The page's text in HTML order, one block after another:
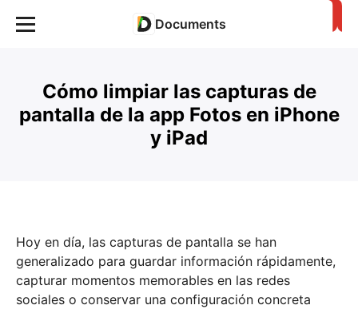
Documents
Cómo limpiar las capturas de
pantalla de la app Fotos en iPhone
y iPad
Hoy en día, las capturas de pantalla se han
generalizado para guardar información rápidamente,
capturar momentos memorables en las redes
sociales o conservar una configuración concreta